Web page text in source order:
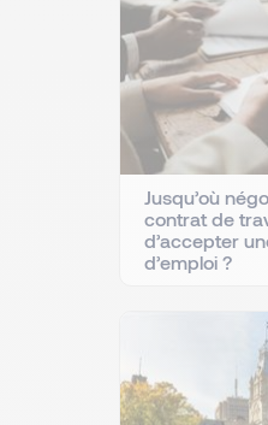
Jusqu’où
contrat de
d’accepter
d’emploi ?